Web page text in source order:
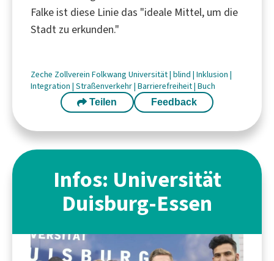
Falke ist diese Linie das "ideale Mittel, um die
Stadt zu erkunden."
Zeche Zollverein Folkwang Universität| blind | Inklusion |
Integration | Straßenverkehr| Barrierefreiheit| Buch
Teilen Feedback
Infos: Universität
Duisburg-Essen